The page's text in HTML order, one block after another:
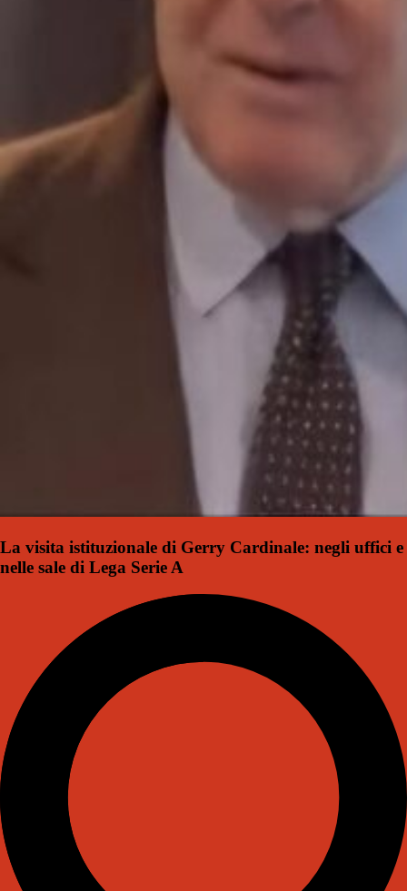
La visita istituzionale di Gerry Cardinale: negli uffici e
nelle sale di Lega Serie A